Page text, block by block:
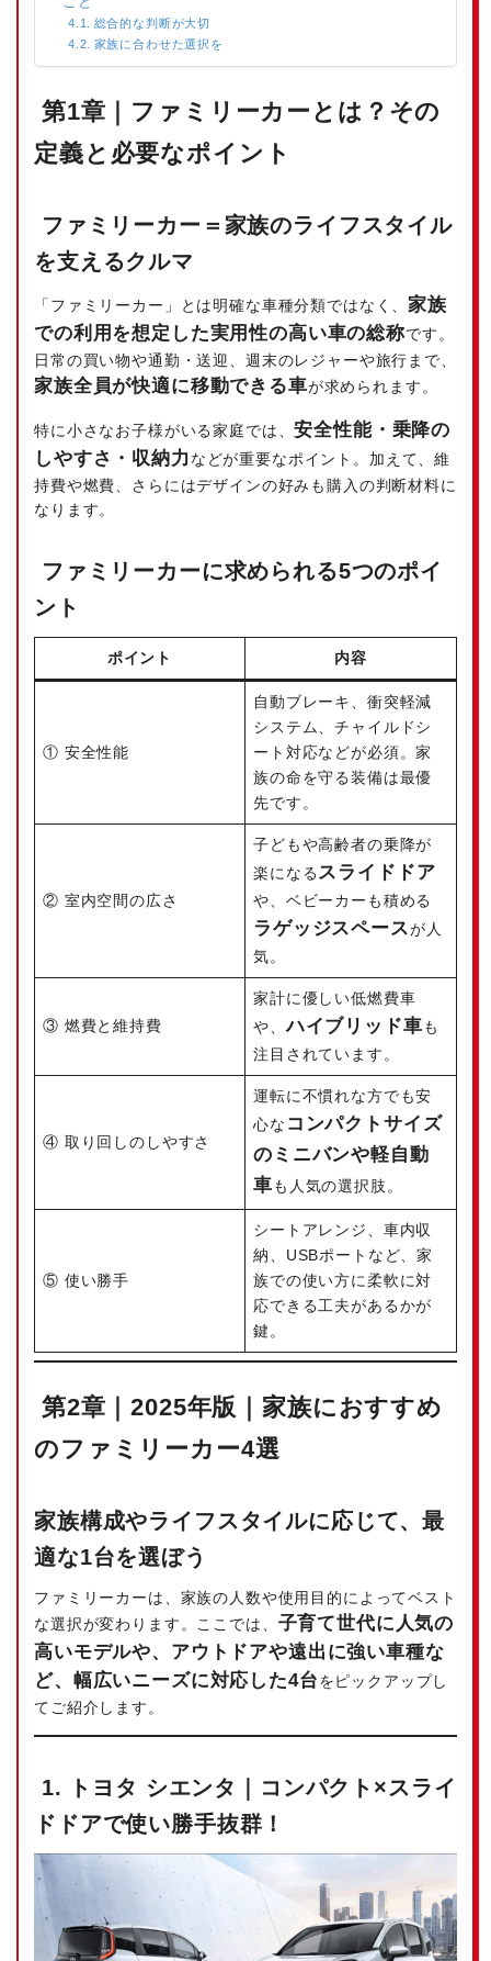
総合的な判断が大切
家族に合わせた選択を
第1章｜ファミリーカーとは？その
定義と必要なポイント
ファミリーカー＝家族のライフスタイル
を支えるクルマ
「ファミリーカー」とは明確な車種分類ではなく、家族
での利用を想定した実用性の高い車の総称です。
日常の買い物や通勤・送迎、週末のレジャーや旅行まで、
家族全員が快適に移動できる車が求められます。
特に小さなお子様がいる家庭では、安全性能・乗降の
しやすさ・収納力 などが重要なポイント。加えて、維
持費や燃費、さらにはデザインの好みも購入の判断材料に
なります。
ファミリーカーに求められる5つのポイ
ント
ポイント 内容
① 安全性能
自動ブレーキ、衝突軽減
システム、チャイルドシ
ート対応などが必須。家
族の命を守る装備は最優
先です。
② 室内空間の広さ
子どもや高齢者の乗降が
楽になるスライドドア
や、ベビーカーも積める
ラゲッジスペースが人
気。
③ 燃費と維持費
家計に優しい低燃費車
や、ハイブリッド車も
注目されています。
④ 取り回しのしやすさ
運転に不慣れな方でも安
心な コンパクトサイズ
のミニバンや軽自動
車も人気の選択肢。
⑤ 使い勝手
シートアレンジ、車内収
納、USBポートなど、家
族での使い方に柔軟に対
応できる工夫があるかが
鍵。
第2章｜2025年版｜家族におすすめ
のファミリーカー4選
家族構成やライフスタイルに応じて、最
適な1台を選ぼう
ファミリーカーは、家族の人数や使用目的によってベスト
な選択が変わります。ここでは、 子育て世代に人気の
高いモデルや、アウトドアや遠出に強い車種な
ど、幅広いニーズに対応した4台をピックアップし
てご紹介します。
1. トヨタ シエンタ｜コンパクト×スライ
ドドアで使い勝手抜群！